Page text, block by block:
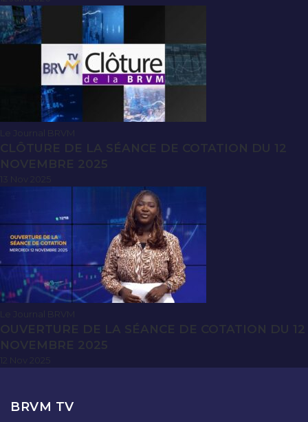
Le Journal BRVM
CLÔTURE DE LA SÉANCE DE COTATION DU 12
NOVEMBRE 2025
Le Journal BRVM
OUVERTURE DE LA SÉANCE DE COTATION DU 12
NOVEMBRE 2025
BRVM TV